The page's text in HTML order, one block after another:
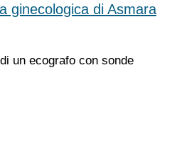
ginecologica di Asmara
un ecografo con sonde